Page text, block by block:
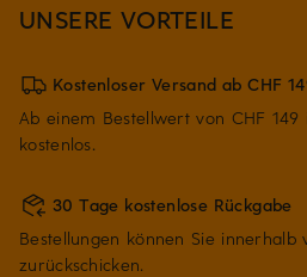
UNSERE VORTEILE
Kostenloser Versand ab CHF
Ab einem Bestellwert von CHF
kostenlos.
30 Tage kostenlose Rückgabe
Bestellungen können Sie innerhalb
zurückschicken.